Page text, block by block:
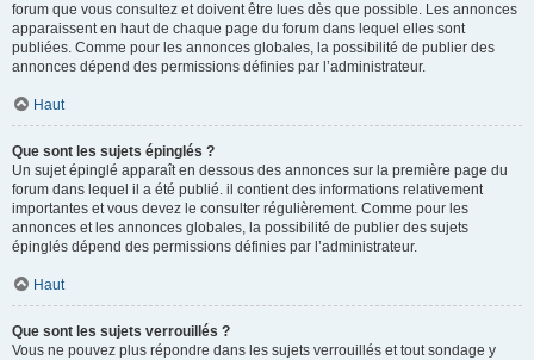
forum que vous consultez et doivent être lues dès que possible. Les annonces
apparaissent en haut de chaque page du forum dans lequel elles sont
publiées. Comme pour les annonces globales, la possibilité de publier des
annonces dépend des permissions définies par l’administrateur.
Haut
Que sont les sujets épinglés ?
Un sujet épinglé apparaît en dessous des annonces sur la première page du
forum dans lequel il a été publié. il contient des informations relativement
importantes et vous devez le consulter régulièrement. Comme pour les
annonces et les annonces globales, la possibilité de publier des sujets
épinglés dépend des permissions définies par l’administrateur.
Haut
Que sont les sujets verrouillés ?
Vous ne pouvez plus répondre dans les sujets verrouillés et tout sondage y